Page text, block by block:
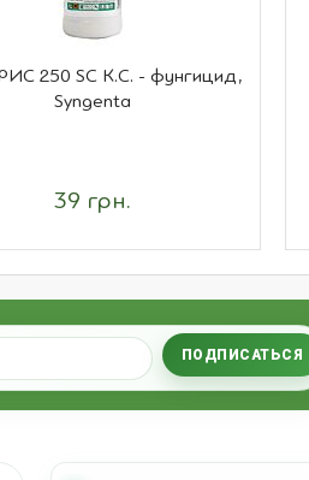
250 SC К.С. - фунгицид,
Syngenta
39 грн.
ПОДПИСАТЬСЯ